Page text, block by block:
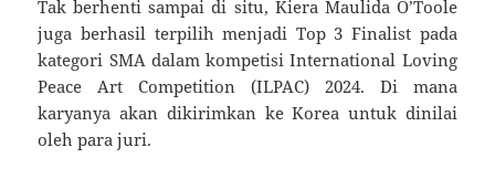
Tak berhenti sampai di situ, Kiera Maulida O’Toole
juga berhasil terpilih menjadi Top 3 Finalist pada
kategori SMA dalam kompetisi International Loving
Peace Art Competition (ILPAC) 2024. Di mana
karyanya akan dikirimkan ke Korea untuk dinilai
oleh para juri.